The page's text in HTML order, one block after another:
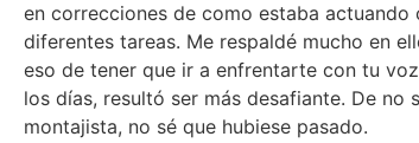
en correcciones de como estaba actuando
diferentes tareas. Me respaldé mucho en
eso de tener que ir a enfrentarte con tu
los días, resultó ser más desafiante. De no
montajista, no sé que hubiese pasado.